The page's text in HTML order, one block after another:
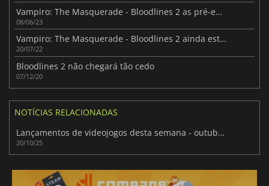
Vampiro: The Masquerade - Bloodlines 2 as pré-encomendas estão a ser reembolsadas
08/06/23
Vampiro: The Masquerade - Bloodlines 2 ainda está vivo
20/07/22
Bloodlines 2 não chegará tão cedo
07/12/20
NOTÍCIAS RELACIONADAS
Lançamentos de videojogos desta semana - outubro de 2025 (Semana 43)
20/10/25